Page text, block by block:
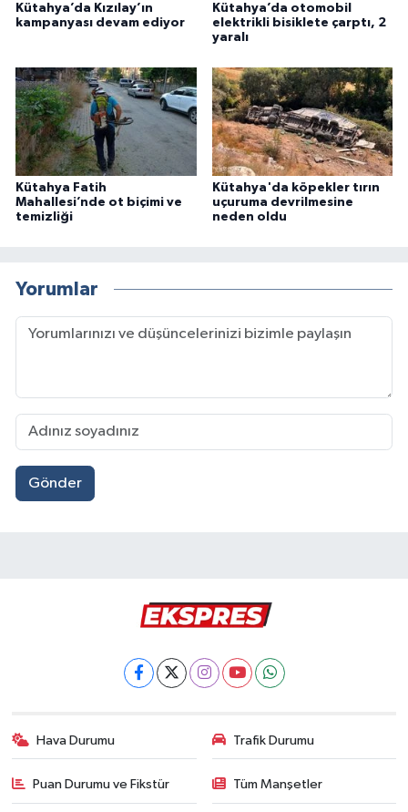
Kütahya’da Kızılay’ın
kampanyası devam ediyor
Kütahya’da otomobil
elektrikli bisiklete çarptı, 2
yaralı
Kütahya Fatih
Mahallesi’nde ot biçimi ve
temizliği
Kütahya'da köpekler tırın
uçuruma devrilmesine
neden oldu
Yorumlar
Gönder
Hava Durumu Trafik Durumu
Puan Durumu ve Fikstür Tüm Manşetler